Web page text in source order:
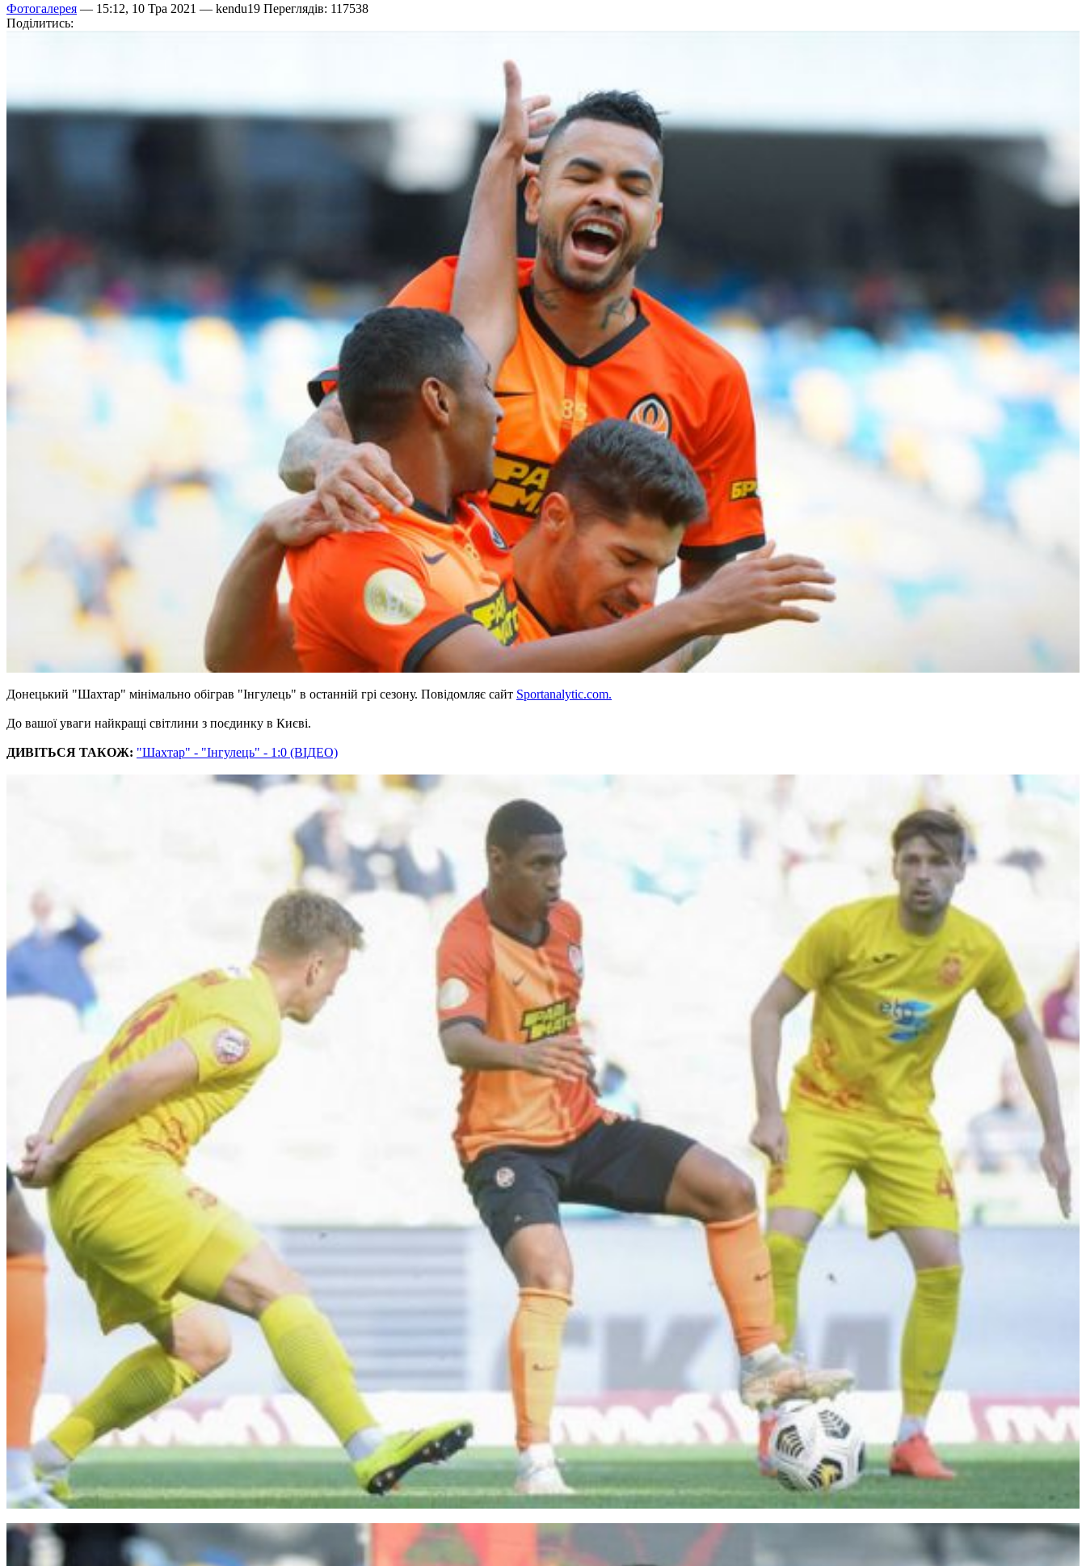
Фотогалерея — 15:12, 10 Тра 2021 — kendu19 Переглядів: 117538
Поділитись:
Донецький "Шахтар" мінімально обіграв "Інгулець" в останній грі сезону. Повідомляє сайт Sportanalytic.com.
До вашої уваги найкращі світлини з поєдинку в Києві.
ДИВІТЬСЯ ТАКОЖ: "Шахтар" - "Інгулець" - 1:0 (ВІДЕО)